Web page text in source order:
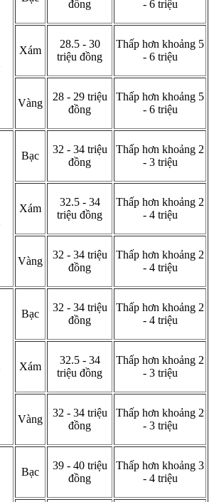
đồng - 6 triệu
Xám
28.5 - 30
triệu đồng
Thấp hơn khoảng 5
- 6 triệu
Vàng
28 - 29 triệu
đồng
Thấp hơn khoảng 5
- 6 triệu
Bạc
32 - 34 triệu
đồng
Thấp hơn khoảng 2
- 3 triệu
Xám
32.5 - 34
triệu đồng
Thấp hơn khoảng 2
- 4 triệu
Vàng
32 - 34 triệu
đồng
Thấp hơn khoảng 2
- 4 triệu
Bạc
32 - 34 triệu
đồng
Thấp hơn khoảng 2
- 4 triệu
Xám
32.5 - 34
triệu đồng
Thấp hơn khoảng 2
- 3 triệu
Vàng
32 - 34 triệu
đồng
Thấp hơn khoảng 2
- 3 triệu
Bạc
39 - 40 triệu
đồng
Thấp hơn khoảng 3
- 4 triệu